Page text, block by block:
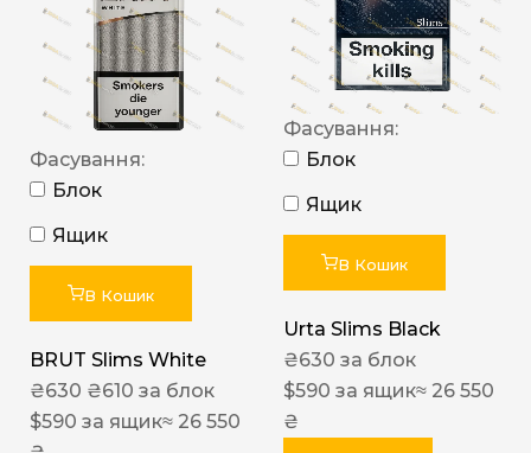
Фасування:
Блок
Ящик
В Кошик
BRUT Slims White
₴630 ₴610 за блок
$590 за ящик≈ 26 550
Фасування:
Блок
Ящик
В Кошик
Urta Slims Black
₴630 за блок
$590 за ящик≈ 26 550
₴